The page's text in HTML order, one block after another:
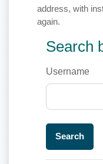
address, with
again.
Search by
Search
Username